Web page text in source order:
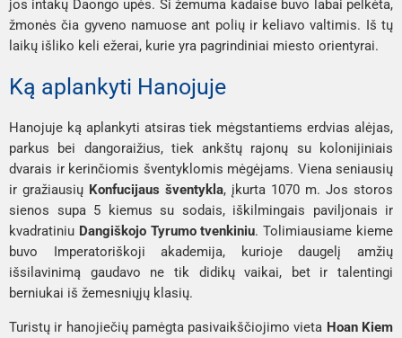
jos intakų Daongo upės. Ši žemuma kadaise buvo labai pelkėta,
žmonės čia gyveno namuose ant polių ir keliavo valtimis. Iš tų
laikų išliko keli ežerai, kurie yra pagrindiniai miesto orientyrai.
Ką aplankyti Hanojuje
Hanojuje ką aplankyti atsiras tiek mėgstantiems erdvias alėjas,
parkus bei dangoraižius, tiek ankštų rajonų su kolonijiniais
dvarais ir kerinčiomis šventyklomis mėgėjams. Viena seniausių
ir gražiausių Konfucijaus šventykla, įkurta 1070 m. Jos storos
sienos supa 5 kiemus su sodais, iškilmingais paviljonais ir
kvadratiniu Dangiškojo Tyrumo tvenkiniu. Tolimiausiame kieme
buvo Imperatoriškoji akademija, kurioje daugelį amžių
išsilavinimą gaudavo ne tik didikų vaikai, bet ir talentingi
berniukai iš žemesniųjų klasių.
Turistų ir hanojiečių pamėgta pasivaikščiojimo vieta Hoan Kiem